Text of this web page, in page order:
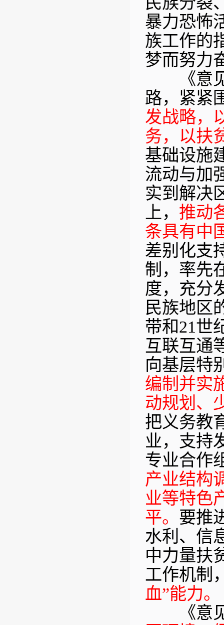
暴力恐怖
族工作的
梦而努力
《意见
路，紧紧
发战略，
务，以扶
基础设施
流动与加
实到解决
上， 推动
条具有中
差别化支
制，率先
度，充分
民族地区
带和21世
互联互通
向基层特
编制并实
动规划、
把义务教
业，支持
专业合作
产业结构
业等特色
平。 要推
水利、信
中力量扶
工作机制
血”能力。
《意见